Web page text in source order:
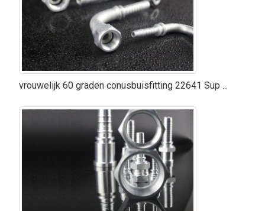
vrouwelijk 60 graden conusbuisfitting 22641 Sup ...